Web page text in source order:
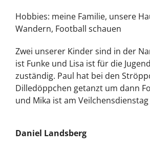
Hobbies: meine Familie, unsere
Wandern, Football schauen
Zwei unserer Kinder sind in der
ist Funke und Lisa ist für die
zuständig. Paul hat bei den
Dilledöppchen getanzt um dann
und Mika ist am
Daniel Landsberg